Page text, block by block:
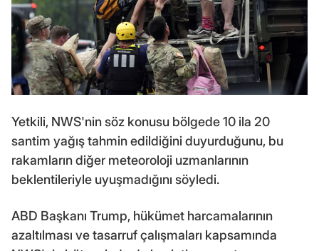
Yetkili, NWS'nin söz konusu bölgede 10 ila 20
santim yağış tahmin edildiğini duyurduğunu, bu
rakamların diğer meteoroloji uzmanlarının
beklentileriyle uyuşmadığını söyledi.
ABD Başkanı Trump, hükümet harcamalarının
azaltılması ve tasarruf çalışmaları kapsamında